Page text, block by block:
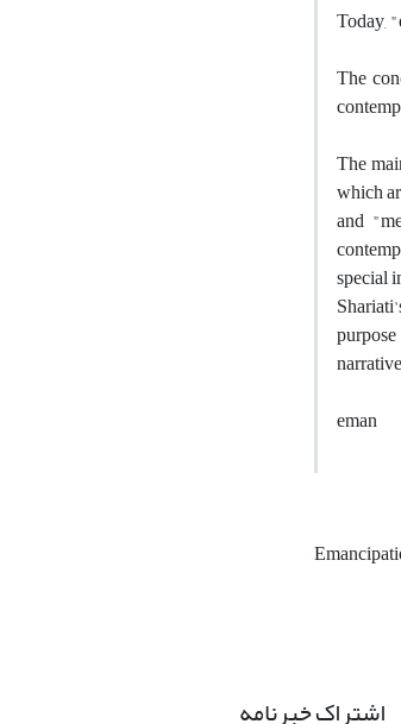
Today,
The
The
which
and
special
eman
اشتراک خبرنامه